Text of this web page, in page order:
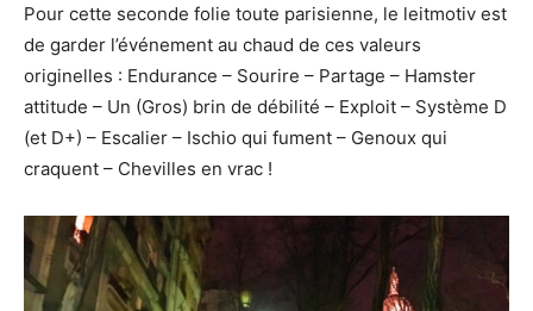
Pour cette seconde folie toute parisienne, le leitmotiv est
de garder l’événement au chaud de ces valeurs
originelles : Endurance – Sourire – Partage – Hamster
attitude – Un (Gros) brin de débilité – Exploit – Système D
(et D+) – Escalier – Ischio qui fument – Genoux qui
craquent – Chevilles en vrac !